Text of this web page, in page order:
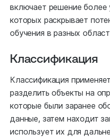
включает решение более
которых раскрывает
обучения в разных
Классификация
Классификация
разделить объекты на
которые были заранее
данные, затем находит
использует их для